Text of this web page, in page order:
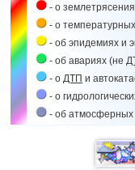
Мьянме
09.03Аварийная
Джерси
11.03 Аварийная
Красноярске
11.03Аварийная
Таиланде
Аварийная
Екатеринбурге
Аварийная
- о
- о
- об эпидемиях и
- об авариях (не
- о ДТП и
- о
- об